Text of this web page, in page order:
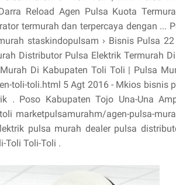
Reload Agen Pulsa Kuota
termurah dan terpercaya dengan ...
staskindopulsam › Bisnis Pulsa
Distributor Pulsa Elektrik Termurah
Di Kabupaten Toli Toli | Pulsa
toli-toli.html 5 Agt 2016 - Mkios bisnis
. Poso Kabupaten Tojo Una-Una
marketpulsamurahm/agen-pulsa-
pulsa murah dealer pulsa
Toli Toli-Toli .